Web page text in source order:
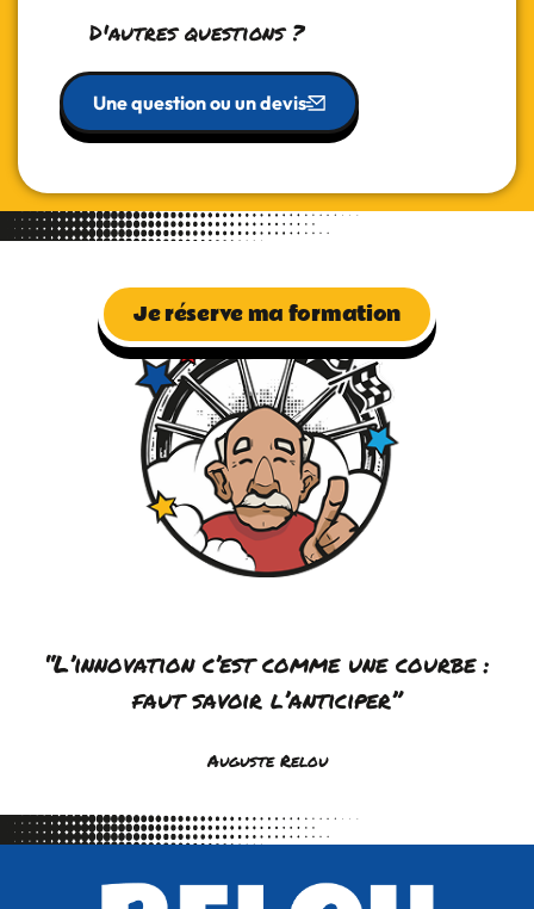
D'autres questions ?
Une question ou un devis
“L’innovation c’est comme une courbe :
faut savoir l’anticiper”
Auguste Relou
Je réserve ma formation